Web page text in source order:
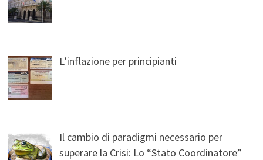
L’inflazione per principianti
Il cambio di paradigmi necessario per
superare la Crisi: Lo “Stato Coordinatore”